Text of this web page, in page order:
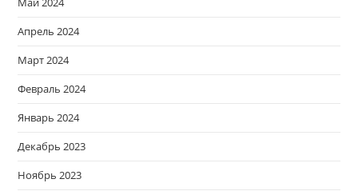
Апрель 2024
Март 2024
Февраль 2024
Январь 2024
Декабрь 2023
Ноябрь 2023